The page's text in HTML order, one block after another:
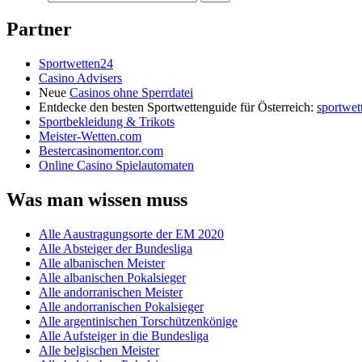
Partner
Sportwetten24
Casino Advisers
Neue Casinos ohne Sperrdatei
Entdecke den besten Sportwettenguide für Österreich:
Sportbekleidung & Trikots
Meister-Wetten.com
Bestercasinomentor.com
Online Casino Spielautomaten
Was man wissen muss
Alle Aaustragungsorte der EM 2020
Alle Absteiger der Bundesliga
Alle albanischen Meister
Alle albanischen Pokalsieger
Alle andorranischen Meister
Alle andorranischen Pokalsieger
Alle argentinischen Torschützenkönige
Alle Aufsteiger in die Bundesliga
Alle belgischen Meister